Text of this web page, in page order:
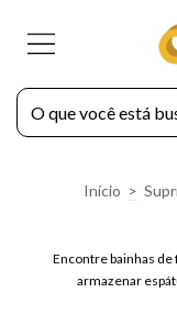
Início >
Encontre bainhas
armazenar